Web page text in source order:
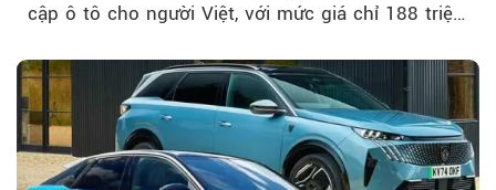
cập ô tô cho người Việt, với mức giá chỉ 188 triệu